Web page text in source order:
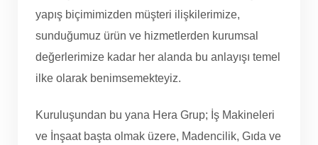
yapış biçimimizden müşteri ilişkilerimize,
sunduğumuz ürün ve hizmetlerden kurumsal
değerlerimize kadar her alanda bu anlayışı temel
ilke olarak benimsemekteyiz.
Kuruluşundan bu yana Hera Grup; İş Makineleri
ve İnşaat başta olmak üzere, Madencilik, Gıda ve